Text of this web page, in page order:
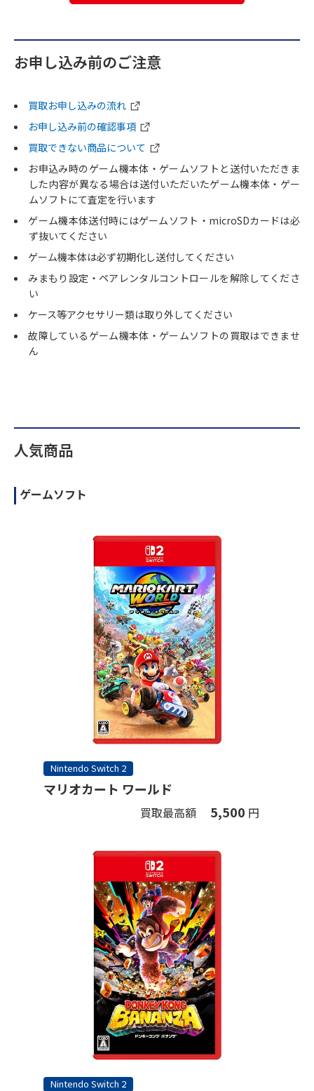
お申し込み前のご注意
買取お申し込みの流れ
お申し込み前の確認事項
買取できない商品について
お申込み時のゲーム機本体・ゲームソフトと送付いただきま
した内容が異なる場合は送付いただいたゲーム機本体・ゲー
ムソフトにて査定を行います
ゲーム機本体送付時にはゲームソフト・microSDカードは必
ず抜いてください
ゲーム機本体は必ず初期化し送付してください
みまもり設定・ペアレンタルコントロールを解除してくださ
い
ケース等アクセサリー類は取り外してください
故障しているゲーム機本体・ゲームソフトの買取はできませ
ん
人気商品
ゲームソフト
Nintendo Switch 2
マリオカート ワールド
買取最高額 5,500 円
Nintendo Switch 2